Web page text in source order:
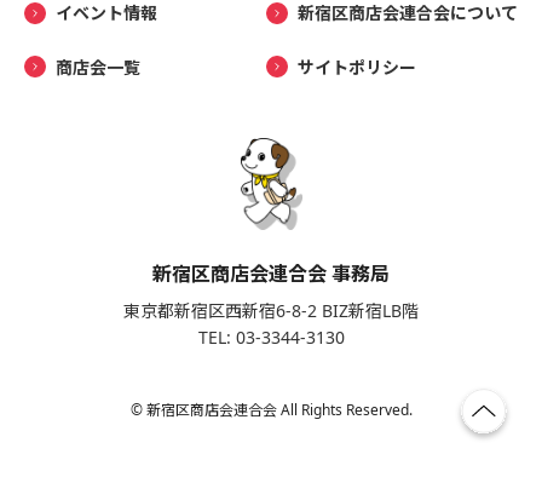
イベント情報 新宿区商店会連合会について
商店会一覧 サイトポリシー
新宿区商店会連合会 事務局
東京都新宿区西新宿6-8-2 BIZ新宿LB階
TEL: 03-3344-3130
© 新宿区商店会連合会 All Rights Reserved.